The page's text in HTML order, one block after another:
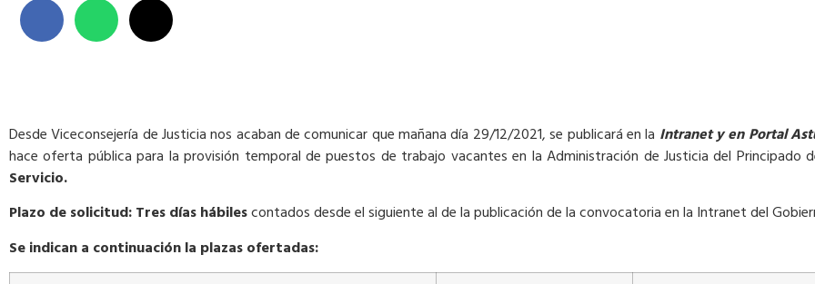
Desde Viceconsejería de Justicia nos acaban de comunicar que mañana día 29/12/2021, se publicará en la Intranet y en Portal
hace oferta pública para la provisión temporal de puestos de trabajo vacantes en la Administración de Justicia del Principado
Servicio.
Plazo de solicitud: Tres días hábilescontados desde el siguiente al de la publicación de la convocatoria en la Intranet del
Se indican a continuación la plazas ofertadas: